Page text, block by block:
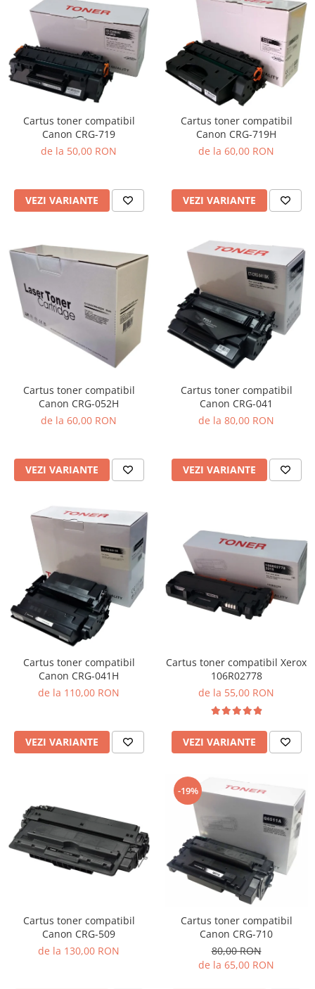
Cartus toner compatibil
Canon CRG-719
de la 50,00 RON
VEZI VARIANTE
Cartus toner compatibil
Canon CRG-719H
de la 60,00 RON
VEZI VARIANTE
Cartus toner compatibil
Canon CRG-052H
de la 60,00 RON
VEZI VARIANTE
Cartus toner compatibil
Canon CRG-041
de la 80,00 RON
VEZI VARIANTE
Cartus toner compatibil
Canon CRG-041H
de la 110,00 RON
VEZI VARIANTE
Cartus toner compatibil Xerox
106R02778
de la 55,00 RON
VEZI VARIANTE
Cartus toner compatibil
Canon CRG-509
de la 130,00 RON
-19%
Cartus toner compatibil
Canon CRG-710
80,00 RON
de la 65,00 RON